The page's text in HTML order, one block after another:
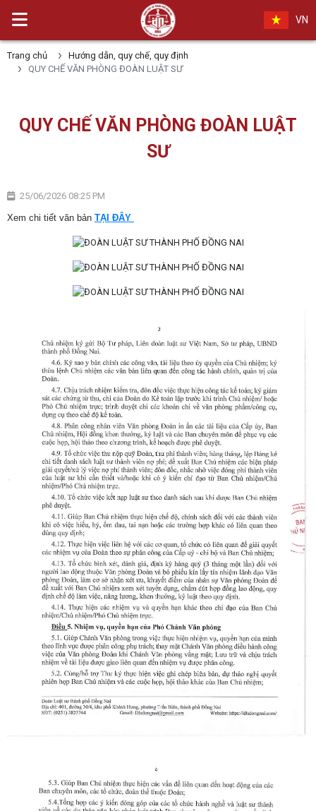
VN
Trang chủ
Hướng dẫn, quy chế, quy định
QUY CHẾ VĂN PHÒNG ĐOÀN LUẬT SƯ
QUY CHẾ VĂN PHÒNG ĐOÀN LUẬT
SƯ
25/06/2026 08:25 PM
Xem chi tiết văn bản TẠI ĐÂY